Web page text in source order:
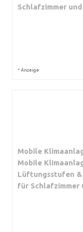
Schlafzimmer
* Anzeige
Mobile
Mobile
Lüftungsstufen &
für Schlafzimmer